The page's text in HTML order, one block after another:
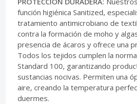
función higiénica Sanitized,
tratamiento antimicrobiano de
contra la formación de moho y
presencia de ácaros y ofrece una
Todos los tejidos cumplen la
Standard 100, garantizando
sustancias nocivas. Permiten una
aire, creando la temperatura
duermes.